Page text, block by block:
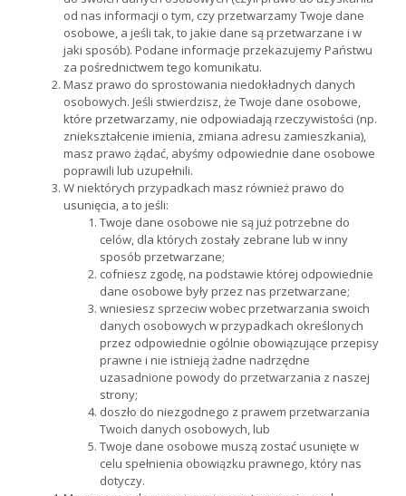
od nas informacji o tym, czy przetwarzamy Twoje dane
osobowe, a jeśli tak, to jakie dane są przetwarzane i w
jaki sposób). Podane informacje przekazujemy Państwu
za pośrednictwem tego komunikatu.
Masz prawo do sprostowania niedokładnych danych
osobowych. Jeśli stwierdzisz, że Twoje dane osobowe,
które przetwarzamy, nie odpowiadają rzeczywistości (np.
zniekształcenie imienia, zmiana adresu zamieszkania),
masz prawo żądać, abyśmy odpowiednie dane osobowe
poprawili lub uzupełnili.
W niektórych przypadkach masz również prawo do
usunięcia, a to jeśli:
Twoje dane osobowe nie są już potrzebne do
celów, dla których zostały zebrane lub w inny
sposób przetwarzane;
cofniesz zgodę, na podstawie której odpowiednie
dane osobowe były przez nas przetwarzane;
wniesiesz sprzeciw wobec przetwarzania swoich
danych osobowych w przypadkach określonych
przez odpowiednie ogólnie obowiązujące przepisy
prawne i nie istnieją żadne nadrzędne
uzasadnione powody do przetwarzania z naszej
strony;
doszło do niezgodnego z prawem przetwarzania
Twoich danych osobowych, lub
Twoje dane osobowe muszą zostać usunięte w
celu spełnienia obowiązku prawnego, który nas
dotyczy.